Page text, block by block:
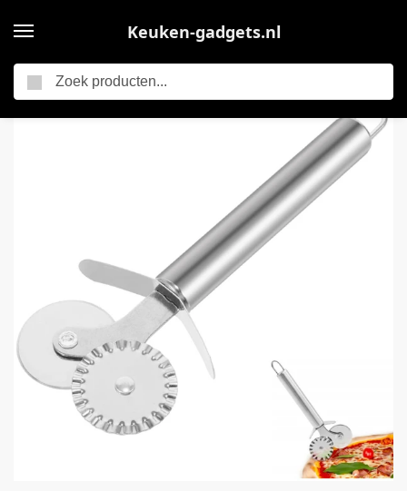
Keuken-gadgets.nl
Pizzasnijder – Pizzaroller – Pizzames – Pizzasnijwiel – Dubbele Roller – Wiebelt Niet – Roestvrijstaal – Vaatwasserbestendig – Ergonomisch – Multifunctionele Roestvrijstalen – Scherp Wiel – Keukengerei – Keuken Accessoires – Voor Keuken En Bakkerij